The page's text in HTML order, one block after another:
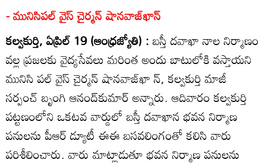
- మునిసిపల్‌ వైస్‌ చైర్మన్‌ షానవాజ్‌ఖాన్‌
కల్వకుర్తి, ఏప్రిల్‌ 19 (ఆంధ్రజ్యోతి) :బస్తీ దవాఖా నాల నిర్మాణం
వల్ల ప్రజలకు వైద్యసేవలు మరింత అందు బాటులోకి వస్తాయని
మునిసి పల్‌ వైస్‌ చైర్మన్‌ షానవాజ్‌ఖా న్‌, కల్వకుర్తి మాజీ
సర్పంచ్‌ బృంగి ఆనంద్‌కుమార్‌ అన్నారు. ఆదివారం కల్వకుర్తి
పట్టణంలోని ఒకటవ వార్డులో బస్తీ దవాఖాన భవన నిర్మాణ
పనులను పీఆర్‌ డ్యూటీ ఈఈ బసవలింగంతో కలిసి వారు
పరిశీలించారు. వారు మాట్లాడుతూ భవన నిర్మాణ పనులను